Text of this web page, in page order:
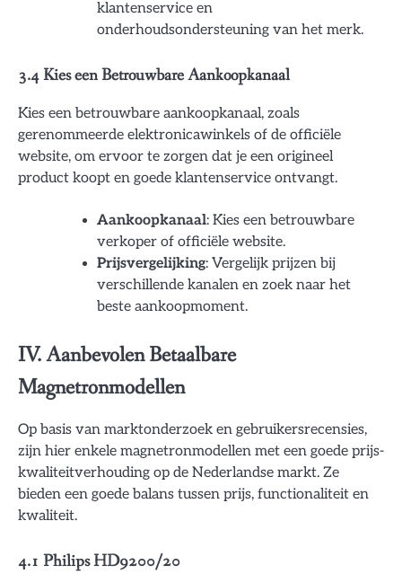
klantenservice en
onderhoudsondersteuning van het merk.
3.4 Kies een Betrouwbare Aankoopkanaal
Kies een betrouwbare aankoopkanaal, zoals
gerenommeerde elektronicawinkels of de officiële
website, om ervoor te zorgen dat je een origineel
product koopt en goede klantenservice ontvangt.
Aankoopkanaal: Kies een betrouwbare
verkoper of officiële website.
Prijsvergelijking: Vergelijk prijzen bij
verschillende kanalen en zoek naar het
beste aankoopmoment.
IV. Aanbevolen Betaalbare
Magnetronmodellen
Op basis van marktonderzoek en gebruikersrecensies,
zijn hier enkele magnetronmodellen met een goede prijs-
kwaliteitverhouding op de Nederlandse markt. Ze
bieden een goede balans tussen prijs, functionaliteit en
kwaliteit.
4.1 Philips HD9200/20